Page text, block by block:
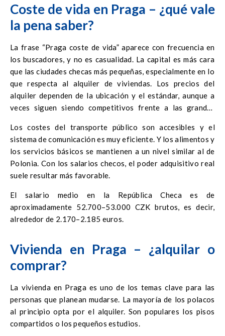
Coste de vida en Praga – ¿qué vale
la pena saber?
La frase “Praga coste de vida” aparece con frecuencia en
los buscadores, y no es casualidad. La capital es más cara
que las ciudades checas más pequeñas, especialmente en lo
que respecta al alquiler de viviendas. Los precios del
alquiler dependen de la ubicación y el estándar, aunque a
veces siguen siendo competitivos frente a las grandes
Los costes del transporte público son accesibles y el
sistema de comunicación es muy eficiente. Y los alimentos y
los servicios básicos se mantienen a un nivel similar al de
Polonia. Con los salarios checos, el poder adquisitivo real
suele resultar más favorable.
El salario medio en la República Checa es de
aproximadamente 52.700–53.000 CZK brutos, es decir,
alrededor de 2.170–2.185 euros.
Vivienda en Praga – ¿alquilar o
comprar?
La vivienda en Praga es uno de los temas clave para las
personas que planean mudarse. La mayoría de los polacos
al principio opta por el alquiler. Son populares los pisos
compartidos o los pequeños estudios.